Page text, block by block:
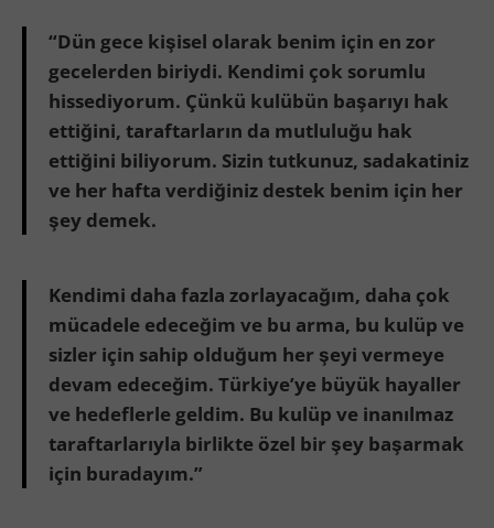
“Dün gece kişisel olarak benim için en zor
gecelerden biriydi. Kendimi çok sorumlu
hissediyorum. Çünkü kulübün başarıyı hak
ettiğini, taraftarların da mutluluğu hak
ettiğini biliyorum. Sizin tutkunuz, sadakatiniz
ve her hafta verdiğiniz destek benim için her
şey demek.
Kendimi daha fazla zorlayacağım, daha çok
mücadele edeceğim ve bu arma, bu kulüp ve
sizler için sahip olduğum her şeyi vermeye
devam edeceğim. Türkiye’ye büyük hayaller
ve hedeflerle geldim. Bu kulüp ve inanılmaz
taraftarlarıyla birlikte özel bir şey başarmak
için buradayım.”